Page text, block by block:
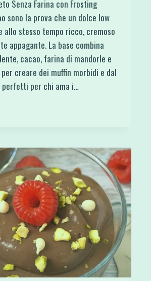
Senza Farina con Frosting
sono la prova che un dolce low
allo stesso tempo ricco, cremoso
appagante. La base combina
cacao, farina di mandorle e
creare dei muffin morbidi e dal
perfetti per chi ama i…